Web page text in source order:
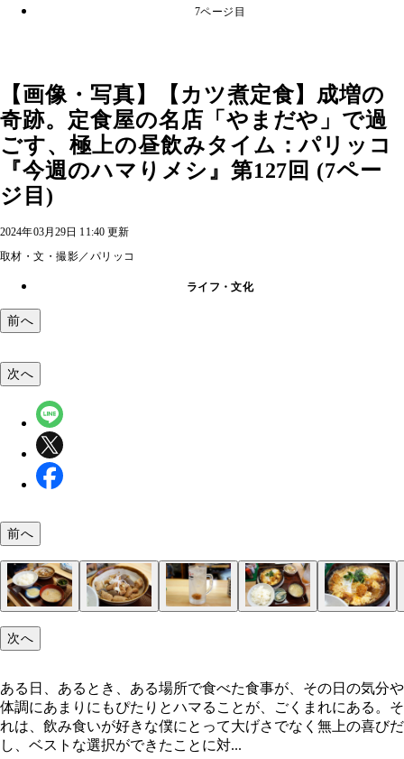
7ページ目
【画像・写真】【カツ煮定食】成増の
奇跡。定食屋の名店「やまだや」で過
ごす、極上の昼飲みタイム：パリッコ
『今週のハマりメシ』第127回 (7ペー
ジ目)
2024年03月29日 11:40 更新
取材・文・撮影／パリッコ
ライフ・文化
前へ
次へ
前へ
次へ
ある日、あるとき、ある場所で食べた食事が、その日の気分や
体調にあまりにもぴたりとハマることが、ごくまれにある。そ
れは、飲み食いが好きな僕にとって大げさでなく無上の喜びだ
し、ベストな選択ができたことに対...